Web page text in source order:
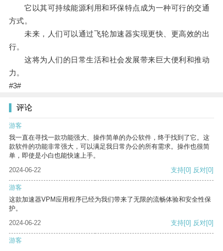
它以其可持续能源利用和环保特点成为一种可行的交通
方式。
未来，人们可以通过飞轮加速器实现更快、更高效的出
行。
这将为人们的日常生活和社会发展带来巨大便利和推动
力。
#3#
评论
游客
我一直在寻找一款功能强大、操作简单的办公软件，终于找到了它。这
款软件的功能非常强大，可以满足我日常办公的所有需求。操作也很简
单，即使是小白也能快速上手。
2024-06-22
支持[0] 反对[0]
游客
这款加速器VPM应用程序已经为我们带来了无限的流畅体验和安全性保
护。
2024-06-22
支持[0] 反对[0]
游客